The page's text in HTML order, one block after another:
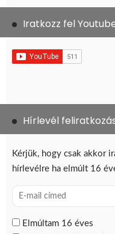
Iratkozz fel
Hírlevél